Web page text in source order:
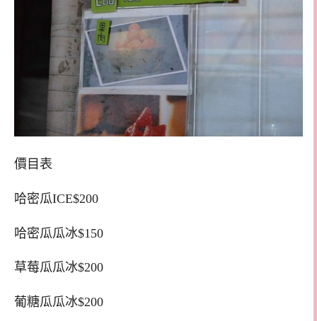
價目表
哈密瓜ICE$200
哈密瓜瓜冰$150
草莓瓜瓜冰$200
葡糖瓜瓜冰$200